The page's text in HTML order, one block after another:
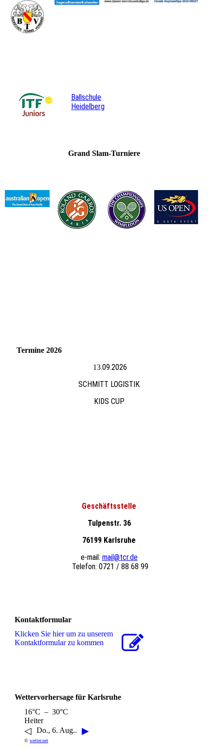
Ballschule
Heidelberg
Grand Slam-Turniere
Termine 2026
13.09.2026
SCHMITT LOGISTIK
KIDS CUP
Geschäftsstelle
Tulpenstr. 36
76199 Karlsruhe
e-mail: mail@tcr.de
Telefon: 0721 / 88 68 99
Kontaktformular
Klicken Sie hier um zu unserem
Kon­takt­for­mu­lar zu kommen
Wettervorhersage für Karlsruhe
16°C – 30°C
Heiter
◁ Do., 6. Aug.. ▶
© wetter.net